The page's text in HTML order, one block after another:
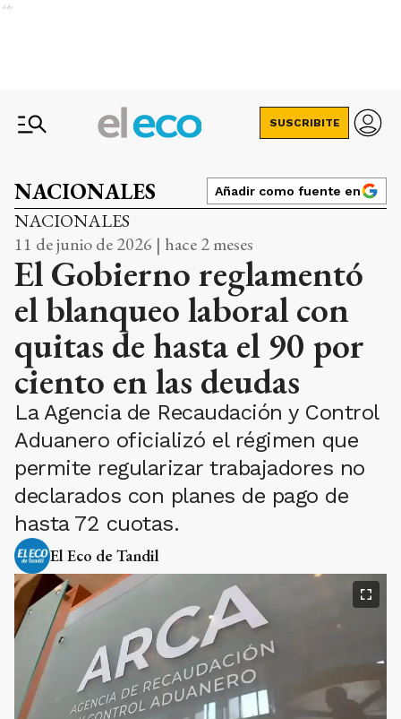
Ads
SUSCRIBITE
NACIONALES Añadir como fuente en
NACIONALES
11 de junio de 2026 | hace 2 meses
El Gobierno reglamentó
el blanqueo laboral con
quitas de hasta el 90 por
ciento en las deudas
La Agencia de Recaudación y Control
Aduanero oficializó el régimen que
permite regularizar trabajadores no
declarados con planes de pago de
hasta 72 cuotas.
El Eco de Tandil